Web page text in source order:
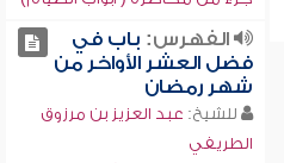
الفهرس: باب في
فضل العشر الأواخر من
شهر رمضان
للشيخ: عبد العزيز بن مرزوق
الطريفي